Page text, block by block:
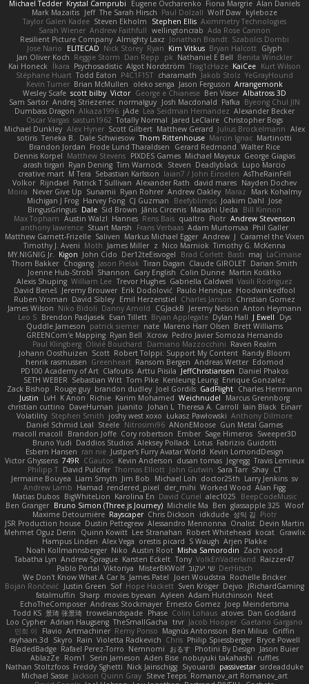
Michael Tedder Krystal Camprubi Eugene Ovcharenko Fiona Margrie Alan Daniels
Mark Mazaitis Jeff The Sarah Hirsch Paul Dolzall Wolf Daw kyleboze
Taylor Galen Kadee Steven Ekholm Stephen Ellis Aximmetry Technologies
Sarah Wiener Andrew Faithfull wellingtoncrab Ada Rose Cannon
Resilient Picture Company Almighty Laxz Jonathan Brandt Szabolcs Dombi
Jose Nario
ELITECAD Nick Storey Ryan Kim Vitkus Bryan Halcott Glyph
Jan Oliver Koch Reggie Storm Dan Repp pk Nathaniel E Bell Benita Winckler
Kai Honeck Íkara Psychosadistic Algot Nordström Trag1cHaze KaiCee Kurt Wilson
Stéphane Huart Todd Eaton P4C1F15T charamath Jakob Stolz YeGrayHound
Kevin Turner Brian McMullen oleko senga Jason Ferguson Arrangemonk
Wesley Scafe scott bilby Victor George e Chianese Ben Visser Albatross 3D
Sam Sartor Andrej Striezenec normalguy Josh Macdonald Pafka Byeong Chul JIN
Dumbass Dragon Alkaza1996 jAde Lea Seidman Hernandez Alexander Becker
Oscar Vargas sastun1962 Totally Normal Jared LeClaire Christopher Bogs
Michael Dunkley Alex Hyner Scott Gilbert Matthew Gerard Julius Brockelmann Alex
sotiris Teneka B. Dale Schwiesow Thom Rittenhouse Marcin Ignac Martinotti
Brandon Jordan Frode Lund Tharaldsen Gerard Redmond Walter Rice
Dennis Korpel Matthew Stevens PIXDES Games Michael Mayeux George Giagias
arash tirgari Ryan Dening Tim Warnock Steven Deadlyblack Lupo Marcio
creative mart M Tera Sebastian Karlsson Iaian7 / John Einselen AsTheRainFell
Volkor Rijndael Patrick T Sullivan Alexander Rath david mares Nayden Dochev
Moira
Never Give Up Sunamii Ryan Rohrer Andrew Oakley Maraz
Mark Kohalmy
Michigan J Frog Harvey Fong CJ Guzman Beefyblimps Joakim Dahl Jose
BingusGringus Dale Sid Brown Jānis Circenis Masashi Ueda
Bill Kinnon
Max Topham Austin Walzl Hannes Rens Bais qualtro Piotr Andrew Stevenson
anthony lawrence Stuart Marsh Frans Verbaas Adam Murtomaa Phil Galler
Matthew Garnett-Frizelle Saliven Markus Michael Egger Andrew J Caramel the Vixen
Timothy J. Aveni Moth James Miller z Nico Marniok Timothy G. McKenna
MY.NIGNIG Jr. Kigon John Cido Der12teEisvogel Brad Corlett Basti maj LaCimaise
Thom Bakker Chogang Jason Pielak Tiran Dagan Claude GIROLET Darian Smith
Joenne Hub-Strobl Shannon Gary English Colin Dunne Martin Koťátko
Alexis Shuping William Lee Trevor Hughes Gabriella Caldwell Vasili Rodriguez
David Beneš Jeremy Brouwer Erik Dodolović Paulo Henrique Hoodwinkedfool
Ruben Vroman David Sibley Emil Herzenstiel Charles Janson Christian Gomez
James Wilson Niko Bidoli Danny Arnold CGJackB Jeremy Nelson Anton Heymann
Leo S Brendon Padjasek Evan Tillett Bryan Applegate Dylan Hall J Ewell
Dys
Quddle Jameson patrick siemer nate Mareno Harr Olsen Brett Williams
GREENCom'e Mapping Ryan Bell Xcrow Pedro Javier Somoza Hernando
Paul Klingberg Olivié Bouchard Damiano Mazzocchini Raven Realm
Johann Oosthuizen Scott Robert Tolppi: Support My Content Randy Bloom
henrik rasmussen Greenheart Ransom Bergen Andreas Wetter Edomod
PD100 Academy of Art Clafoutis Arttu Piisila JeffChristiansen Daniel Phakos
SETH WEBER Sebastian Witt Tom Pike Kenleung Leung Enrique Gonzalez
Zack Bishop
Rouge guy brandon dudley Joel Gordils GadFlight Charles Herrmann
Justin
LvH K Anon Richie Karim Mohamed Weichnudel
Marcus Grennborg
christian cuttino DaveHuman juanito Johan L Theresa A. Carroll Iain Black Einarr
Volatility Stephen Smith joshy west xoxo Łukasz Pawłowski Anthony Dilmore
Daniel Schmid Leal Steele Nitrosimi96 ANonEMoose Gun Metal Games
macoll macoll
Brandon Joffe Cory robertson Ember Sage Himeros Sweeper3D
Bruno Yudi Daddios Studios Aleksey Pollack Lotus Fabrizio Guidotti
Esbern Hansen ran nie Justper's Furry Avatar World Kevin LomondDesign
Victor Ghyssens 749R CGautos Kevin Anderson dusan tomas Jegregg Travis Lemieux
Philipp T David Pulcifer Thomas Elliott John Gutwin Sara Tarr Shay CT
Jermaine Bouyea Liam Smyth Jim Bob Michael Loh doctor25th Larry Jenkins sv
Andrew Lamb Hamad rendered_pixel der_mihi Worked Wood Alan Figg
Matias Dubos BigWhiteLion Karolina En David Curiel alec1025
BeepCodeMusic
Ben Granger Bruno Simon (Three.js Journey) Michelle Ma Ben glassapple 325 Woof
Maxime Detournière Rayscaper Chris Dickson idkdude 성익 김 Piotr
JSR Production house Dustin Pettegrew Alessandro Mennonna Onalist Devin Martin
Mehmet Oguz Derin
Quinn Kowitt Lee Stranahan Robert Whitehead kocat Grawlix
Hampus Linden Alex Vega orestis picard S Waugh Arjen Plakke
Noah Kollmannsberger Niko Austin Root Misha Samorodin Zach wood
Tabatha Lyn Andrew Sprague Karsten Eckelt Tony VolkEnVaderland Raizzer47
Pablo Portal Viktoriya MisterBKWolf שי יעקוב DerHitsch
We Don't Know What A Car Is James Patel Joeri Woudstra Rochelle Bricker
Bojan Rončević Justin Green Sof Hope Hackett Sven Kröger Dejvo
JRichardGaming
fatalmuffin Sharp movies byevan Ayleen Adam Hutchinson Neet
EchoTheComposer Andreas Stockmayer Ernesto Gomez Joep Meindertsma
Todd KS 景琦 张景琦 trowelandspade Phase Colin Lohaus atoves Dan Goddard
Loo Cypher Adrian Haugseng TheSmallGacha trvr Jacob Hooper Gaetano Gargano
민희 이
Flavio Artmachiner Remy Ponso Magnús Antonsson Ben Milius Griffin
rayhaan.3d
Skyro Rain Violetta Radkevich Chris Philip Spiessberger Bryce Powell
BladedBadge Rafael Perez-Torro Nemnomi おるす Photini By Design Jason Buier
AblazZe Rom1 Serin Jameson Aden Bise nobuyuki takahashi
ruffles
Nathan Stoltzfoos Freddy Sghetti Nick Jainschigg Siyouardi passivestar sirdeadduke
Michael Sasse Jackson Quinn Gray Steve Teeps Romanov_art Romanov_art